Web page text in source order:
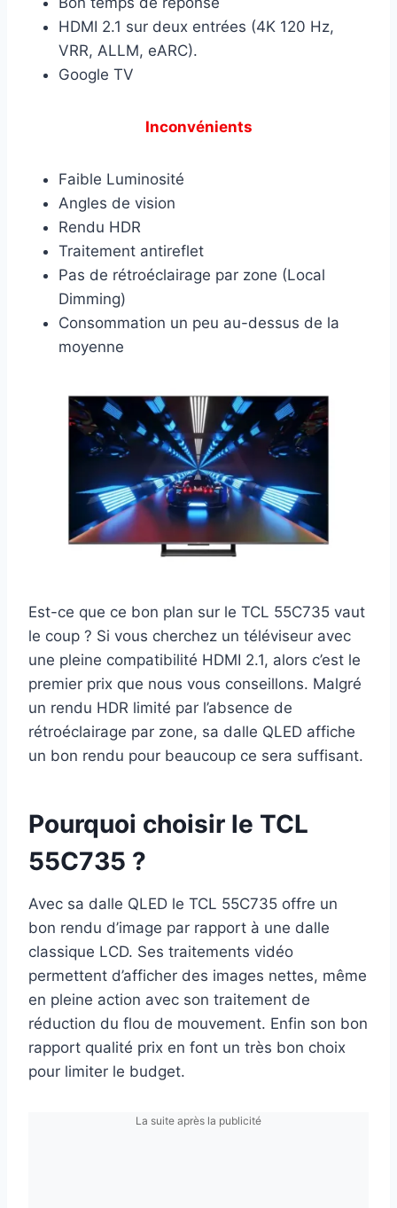
HDMI 2.1 sur deux entrées (4K 120 Hz,
VRR, ALLM, eARC).
Google TV
Inconvénients
Faible Luminosité
Angles de vision
Rendu HDR
Traitement antireflet
Pas de rétroéclairage par zone (Local
Dimming)
Consommation un peu au-dessus de la
moyenne
Est-ce que ce bon plan sur le TCL 55C735 vaut
le coup ? Si vous cherchez un téléviseur avec
une pleine compatibilité HDMI 2.1, alors c’est le
premier prix que nous vous conseillons. Malgré
un rendu HDR limité par l’absence de
rétroéclairage par zone, sa dalle QLED affiche
un bon rendu pour beaucoup ce sera suffisant.
Pourquoi choisir le TCL
55C735 ?
Avec sa dalle QLED le TCL 55C735 offre un
bon rendu d’image par rapport à une dalle
classique LCD. Ses traitements vidéo
permettent d’afficher des images nettes, même
en pleine action avec son traitement de
réduction du flou de mouvement. Enfin son bon
rapport qualité prix en font un très bon choix
pour limiter le budget.
La suite après la publicité